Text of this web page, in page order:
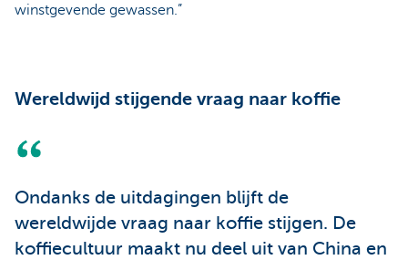
winstgevende gewassen.”
Wereldwijd stijgende vraag naar koffie
Ondanks de uitdagingen blijft de
wereldwijde vraag naar koffie stijgen. De
koffiecultuur maakt nu deel uit van China en